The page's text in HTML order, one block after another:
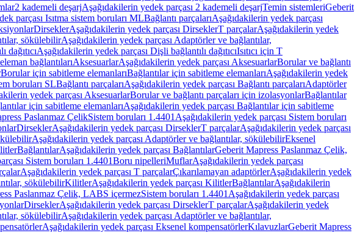
2 kademeli deşarjAşağıdakilerin yedek parçası 2 kademeli deşarjTemin sistemleriGeberit
parçası Isıtma sistem boruları MLBağlantı parçalarıAşağıdakilerin yedek parçası
DirseklerAşağıdakilerin yedek parçası DirseklerT parçalarAşağıdakilerin yedek
sökülebilirAşağıdakilerin yedek parçası Adaptörler ve bağlantılar,
dağıtıcıAşağıdakilerin yedek parçası Dişli bağlantılı dağıtıcıIsıtıcı için T
bağlantılarıAksesuarlarAşağıdakilerin yedek parçası AksesuarlarBorular ve bağlantı
Borular için sabitleme elemanlarıBağlantılar için sabitleme elemanlarıAşağıdakilerin yedek
boruları SLBağlantı parçalarıAşağıdakilerin yedek parçası Bağlantı parçalarıAdaptörler
yedek parçası AksesuarlarBorular ve bağlantı parçaları için izolasyonlarBağlantılar
için sabitleme elemanlarıAşağıdakilerin yedek parçası Bağlantılar için sabitleme
Paslanmaz ÇelikSistem boruları 1.4401 Aşağıdakilerin yedek parçası Sistem boruları
DirseklerAşağıdakilerin yedek parçası DirseklerT parçalarAşağıdakilerin yedek parçası
Aşağıdakilerin yedek parçası Adaptörler ve bağlantılar, sökülebilirEksenel
BağlantılarAşağıdakilerin yedek parçası BağlantılarGeberit Mapress Paslanmaz Çelik,
Sistem boruları 1.4401Boru nipelleriMuflarAşağıdakilerin yedek parçası
Aşağıdakilerin yedek parçası T parçalarÇıkarılamayan adaptörlerAşağıdakilerin yedek
sökülebilirKilitlerAşağıdakilerin yedek parçası KilitlerBağlantılarAşağıdakilerin
Paslanmaz Çelik, LABS içermezSistem boruları 1.4401 Aşağıdakilerin yedek parçası
DirseklerAşağıdakilerin yedek parçası DirseklerT parçalarAşağıdakilerin yedek
sökülebilirAşağıdakilerin yedek parçası Adaptörler ve bağlantılar,
Aşağıdakilerin yedek parçası Eksenel kompensatörlerKılavuzlarGeberit Mapress